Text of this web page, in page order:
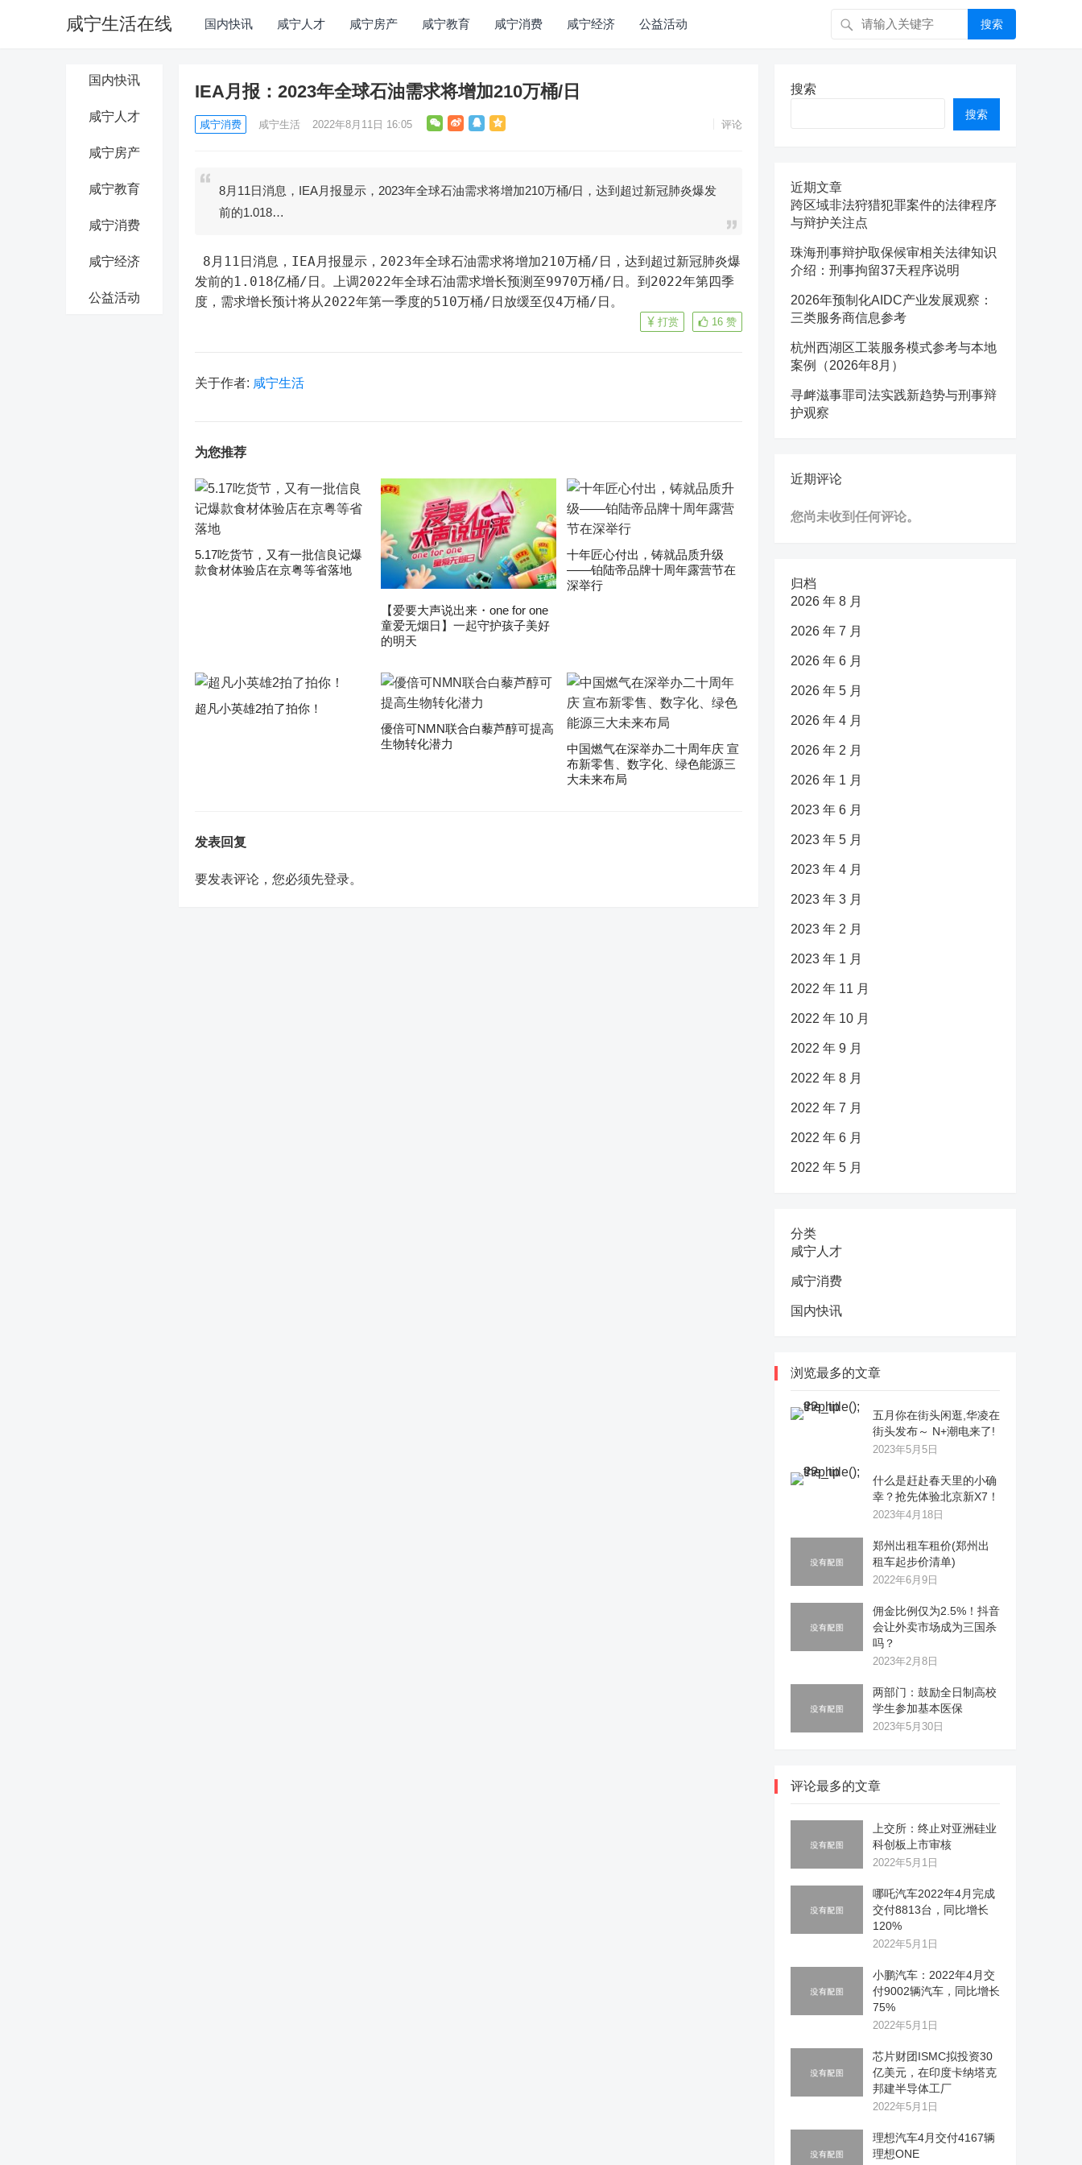
咸宁生活在线 国内快讯 咸宁人才 咸宁房产 咸宁教育 咸宁消费 咸宁经济 公益活动 搜索
国内快讯
咸宁人才
咸宁房产
咸宁教育
咸宁消费
咸宁经济
公益活动
IEA月报：2023年全球石油需求将增加210万桶/日
咸宁消费 咸宁生活 2022年8月11日 16:05 评论
8月11日消息，IEA月报显示，2023年全球石油需求将增加210万桶/日，达到超过新冠肺炎爆发
前的1.018…
发前的1.018亿桶/日。上调2022年全球石油需求增长预测至9970万桶/日。到2022年第四季
度，需求增长预计将从2022年第一季度的510万桶/日放缓至仅4万桶/日。
16 赞
打赏
关于作者: 咸宁生活
为您推荐
5.17吃货节，又有一批信良记爆
款食材体验店在京粤等省落地
【爱要大声说出来・one for one
童爱无烟日】一起守护孩子美好
的明天
十年匠心付出，铸就品质升级
——铂陆帝品牌十周年露营节在
深举行
超凡小英雄2拍了拍你！
優倍可NMN联合白藜芦醇可提高
生物转化潜力
中国燃气在深举办二十周年庆 宣
布新零售、数字化、绿色能源三
大未来布局
发表回复
要发表评论，您必须先登录。
搜索
搜索
近期文章
跨区域非法狩猎犯罪案件的法律程序
与辩护关注点
珠海刑事辩护取保候审相关法律知识
介绍：刑事拘留37天程序说明
2026年预制化AIDC产业发展观察：
三类服务商信息参考
杭州西湖区工装服务模式参考与本地
案例（2026年8月）
寻衅滋事罪司法实践新趋势与刑事辩
护观察
近期评论
您尚未收到任何评论。
归档
2026 年 8 月
2026 年 7 月
2026 年 6 月
2026 年 5 月
2026 年 4 月
2026 年 2 月
2026 年 1 月
2023 年 6 月
2023 年 5 月
2023 年 4 月
2023 年 3 月
2023 年 2 月
2023 年 1 月
2022 年 11 月
2022 年 10 月
2022 年 9 月
2022 年 8 月
2022 年 7 月
2022 年 6 月
2022 年 5 月
分类
咸宁人才
咸宁消费
国内快讯
浏览最多的文章
五月你在街头闲逛,华凌在
街头发布～ N+潮电来了!
2023年5月5日
什么是赶赴春天里的小确
幸？抢先体验北京新X7！
2023年4月18日
郑州出租车租价(郑州出
租车起步价清单)
2022年6月9日
佣金比例仅为2.5%！抖音
会让外卖市场成为三国杀
吗？
2023年2月8日
两部门：鼓励全日制高校
学生参加基本医保
2023年5月30日
评论最多的文章
上交所：终止对亚洲硅业
科创板上市审核
2022年5月1日
哪吒汽车2022年4月完成
交付8813台，同比增长
120%
2022年5月1日
小鹏汽车：2022年4月交
付9002辆汽车，同比增长
75%
2022年5月1日
芯片财团ISMC拟投资30
亿美元，在印度卡纳塔克
邦建半导体工厂
2022年5月1日
理想汽车4月交付4167辆
理想ONE